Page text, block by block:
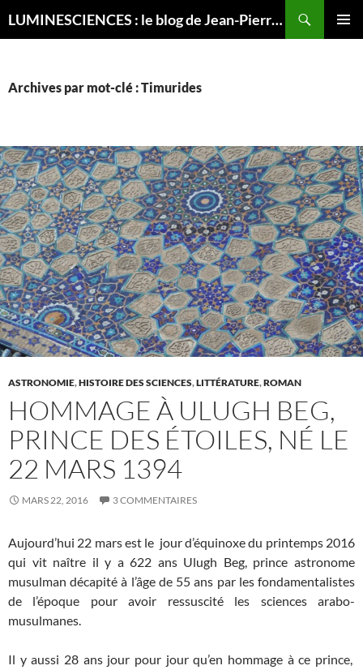
LUMINESCIENCES : le blog de Jean-Pierre LUMINET, astrophysicien
Archives par mot-clé : Timurides
ASTRONOMIE,HISTOIRE DES SCIENCES,LITTÉRATURE,ROMAN
HOMMAGE À ULUGH BEG,
PRINCE DES ÉTOILES, NÉ LE
22 MARS 1394
MARS 22, 2016 3 COMMENTAIRES
Aujourd’hui 22 mars est le jour d’équinoxe du printemps 2016
qui vit naître il y a 622 ans Ulugh Beg, prince astronome
musulman décapité à l’âge de 55 ans par les fondamentalistes
de l’époque pour avoir ressuscité les sciences arabo-
musulmanes.
Il y aussi 28 ans jour pour jour qu’en hommage à ce prince,